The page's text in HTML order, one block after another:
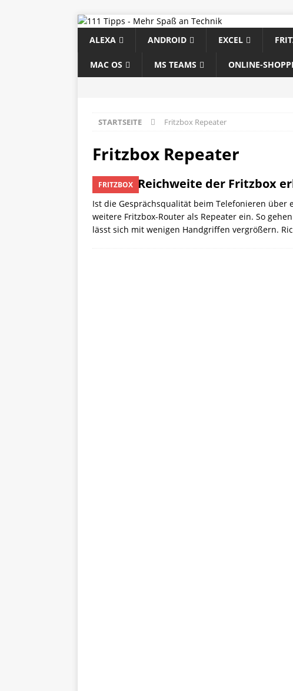
ALEXA ANDROID EXCEL
MAC OS MS TEAMS ONLINE-
STARTSEITE Fritzbox Repeater
Fritzbox Repeater
FRITZBOX
DECT-Reichweite der Fritzbox
Ist die Gesprächsqualität beim Telefonieren über
weitere Fritzbox-Router als Repeater ein. So
lässt sich mit wenigen Handgriffen vergrößern.